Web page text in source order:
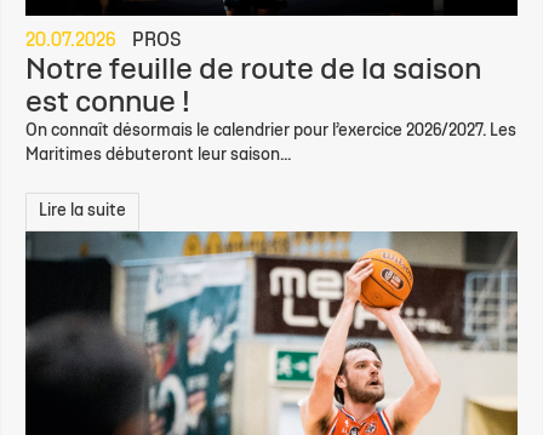
20.07.2026 PROS
Notre feuille de route de la saison
est connue !
On connaît désormais le calendrier pour l’exercice 2026/2027. Les
Maritimes débuteront leur saison...
Lire la suite